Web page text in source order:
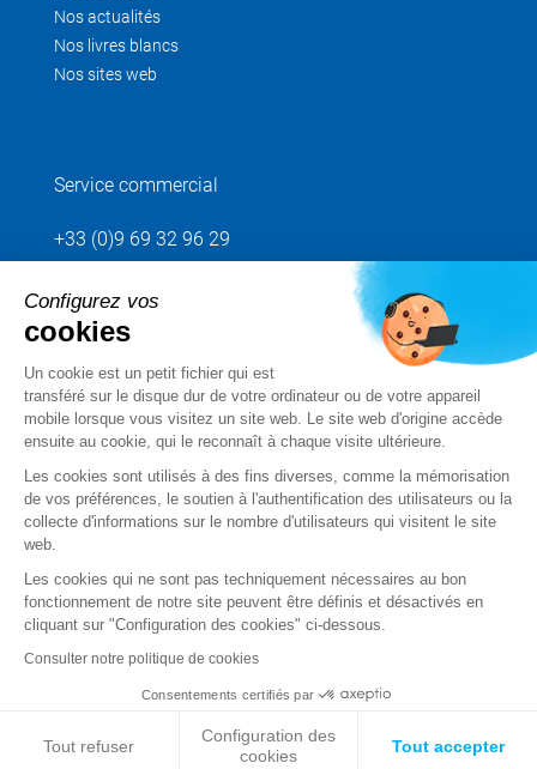
Nos actualités
Nos livres blancs
Nos sites web
Service commercial
+33 (0)9 69 32 96 29
Envoyez votre demande
Suivez-nous
Mentions légales
CGV
Données personnelles
Configurez vos
cookies
Un cookie est un petit fichier qui est
transféré sur le disque dur de votre ordinateur ou de votre appareil
mobile lorsque vous visitez un site web. Le site web d'origine accède
ensuite au cookie, qui le reconnaît à chaque visite ultérieure.
Les cookies sont utilisés à des fins diverses, comme la mémorisation
de vos préférences, le soutien à l'authentification des utilisateurs ou la
collecte d'informations sur le nombre d'utilisateurs qui visitent le site
web.
Les cookies qui ne sont pas techniquement nécessaires au bon
fonctionnement de notre site peuvent être définis et désactivés en
cliquant sur "Configuration des cookies" ci-dessous.
Consulter notre politique de cookies
Consentements certifiés par
Tout refuser
Configuration des
cookies
Tout accepter